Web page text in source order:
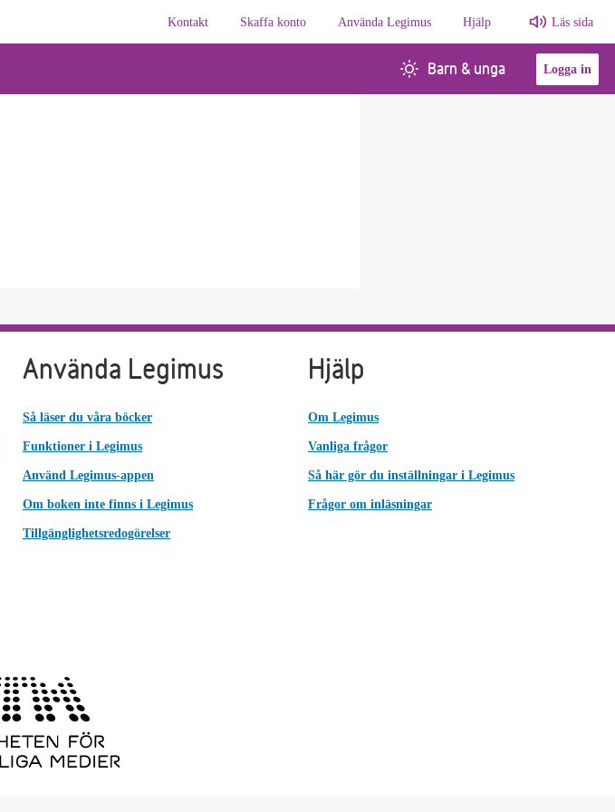
Kontakt
Skaffa konto Använda Legimus Hjälp Läs sida
Barn & unga Logga in
Använda Legimus
Så läser du våra böcker
Funktioner i Legimus
Använd Legimus-appen
Om boken inte finns i Legimus
Tillgänglighetsredogörelser
Hjälp
Om Legimus
Vanliga frågor
Så här gör du inställningar i Legimus
Frågor om inläsningar